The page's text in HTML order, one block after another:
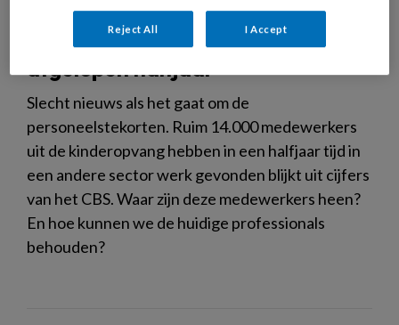
Pijnlijke leegloop: 14.000
medewerkers weg uit sector in
afgelopen halfjaar
Slecht nieuws als het gaat om de
personeelstekorten. Ruim 14.000 medewerkers
uit de kinderopvang hebben in een halfjaar tijd in
een andere sector werk gevonden blijkt uit cijfers
van het CBS. Waar zijn deze medewerkers heen?
En hoe kunnen we de huidige professionals
behouden?
Reject All I Accept